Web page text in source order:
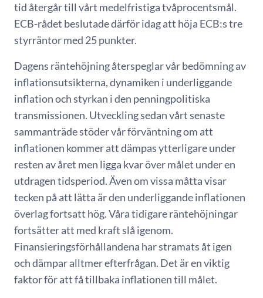
tid återgår till vårt medelfristiga tvåprocentsmål.
ECB-rådet beslutade därför idag att höja ECB:s tre
styrräntor med 25 punkter.
Dagens räntehöjning återspeglar vår bedömning av
inflationsutsikterna, dynamiken i underliggande
inflation och styrkan i den penningpolitiska
transmissionen. Utveckling sedan vårt senaste
sammanträde stöder vår förväntning om att
inflationen kommer att dämpas ytterligare under
resten av året men ligga kvar över målet under en
utdragen tidsperiod. Även om vissa måtta visar
tecken på att lätta är den underliggande inflationen
överlag fortsatt hög. Våra tidigare räntehöjningar
fortsätter att med kraft slå igenom.
Finansieringsförhållandena har stramats åt igen
och dämpar alltmer efterfrågan. Det är en viktig
faktor för att få tillbaka inflationen till målet.